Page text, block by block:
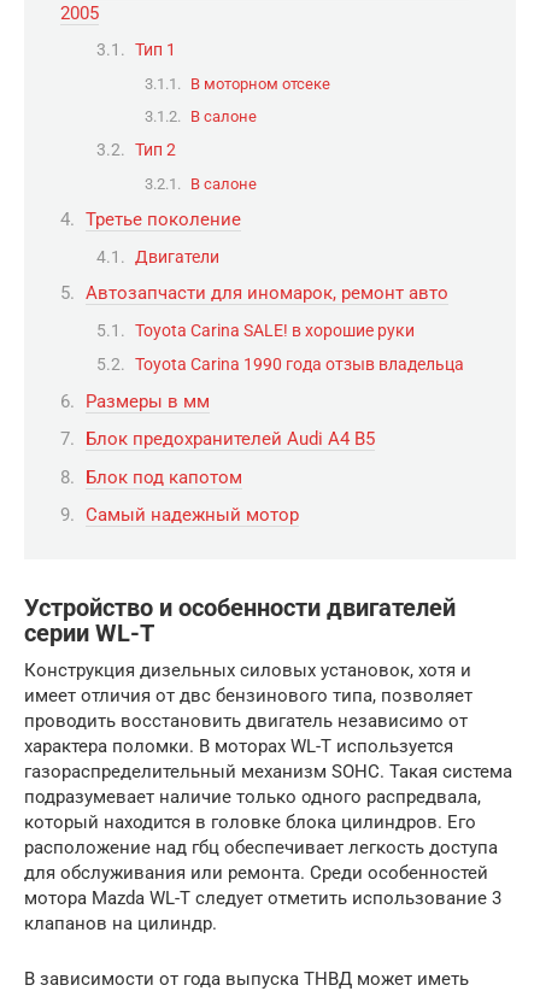
2005
Тип 1
В моторном отсеке
В салоне
Тип 2
В салоне
Третье поколение
Двигатели
Автозапчасти для иномарок, ремонт авто
Toyota Carina SALE! в хорошие руки
Toyota Carina 1990 года отзыв владельца
Размеры в мм
Блок предохранителей Audi A4 B5
Блок под капотом
Самый надежный мотор
Устройство и особенности двигателей
серии WL-T
Конструкция дизельных силовых установок, хотя и
имеет отличия от двс бензинового типа, позволяет
проводить восстановить двигатель независимо от
характера поломки. В моторах WL-T используется
газораспределительный механизм SOHC. Такая система
подразумевает наличие только одного распредвала,
который находится в головке блока цилиндров. Его
расположение над гбц обеспечивает легкость доступа
для обслуживания или ремонта. Среди особенностей
мотора Mazda WL-T следует отметить использование 3
клапанов на цилиндр.
В зависимости от года выпуска ТНВД может иметь